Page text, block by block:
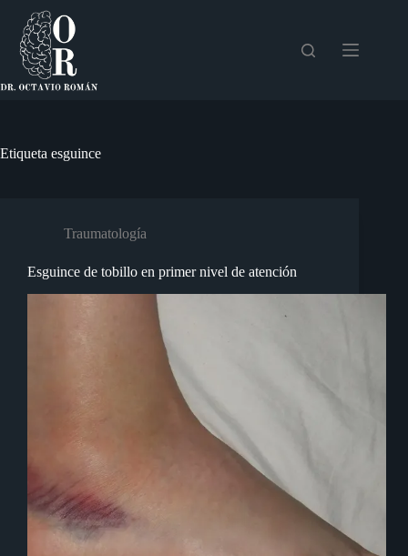
contenido
Etiqueta esguince
Traumatología
Esguince de tobillo en primer nivel de atención